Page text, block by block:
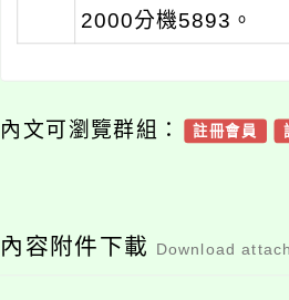
2000分機5893。
內文可瀏覽群組： 註冊會員
內容附件下載 Download